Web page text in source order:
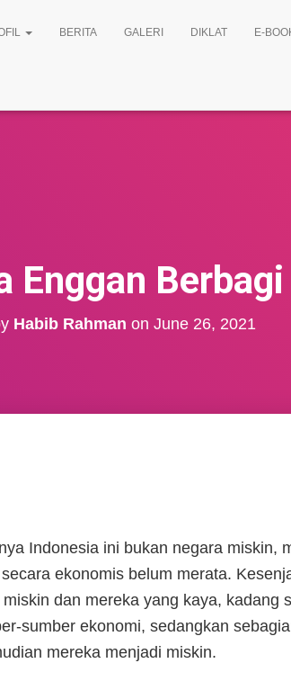
BERITA GALERI DIKLAT E-
Enggan Berbagi
Habib Rahman on June 26, 2021
Indonesia ini bukan negara miskin,
ekonomis belum merata.
dan mereka yang kaya, kadang
sumber ekonomi, sedangkan
mereka menjadi miskin.